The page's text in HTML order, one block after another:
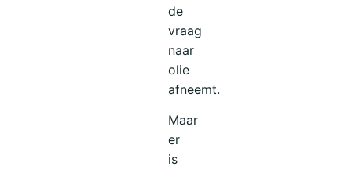
de
vraag
naar
olie
afneemt.
Maar
er
is